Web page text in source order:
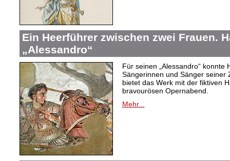
Ein Heerführer zwischen zwei Frauen.
„Alessandro“
Für seinen „Alessandro“ konnte
Sängerinnen und Sänger seiner
bietet das Werk mit der fiktiven
bravourösen Opernabend.
Mehr...